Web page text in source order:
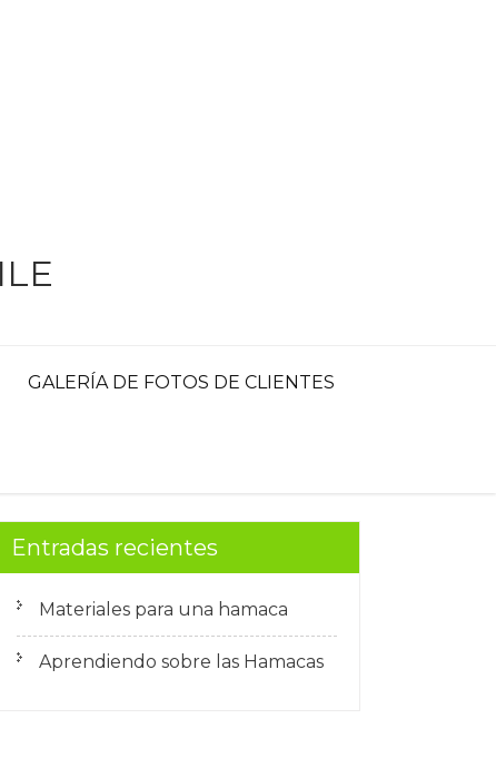
GALERÍA DE FOTOS DE CLIENTES
Entradas recientes
Materiales para una hamaca
Aprendiendo sobre las Hamacas